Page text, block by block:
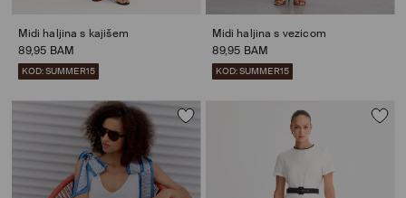
Midi haljina s kajišem
89,95 BAM
KOD: SUMMER15
Midi haljina s vezicom
89,95 BAM
KOD: SUMMER15